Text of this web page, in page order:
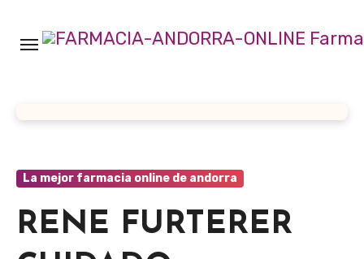
contenido
La mejor farmacia online de andorra
RENE FURTERER